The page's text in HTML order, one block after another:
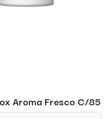
Aroma Fresco C/85